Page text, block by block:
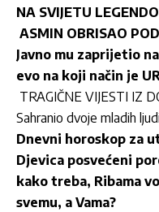
NA SVIJETU
ASMIN OBRISAO
Javno mu zaprijetio
evo na koji način je
TRAGIČNE VIJESTI IZ
Sahranio dvoje mladih
Dnevni horoskop za
Djevica posvećeni
kako treba, Ribama
svemu, a Vama?